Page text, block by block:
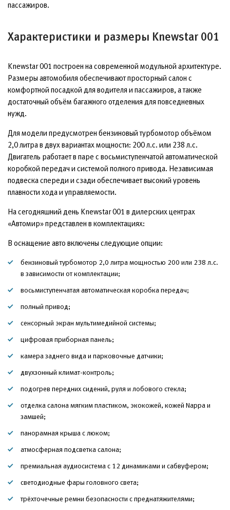
пассажиров.
Характеристики и размеры Knewstar 001
Knewstar 001 построен на современной модульной архитектуре.
Размеры автомобиля обеспечивают просторный салон с
комфортной посадкой для водителя и пассажиров, а также
достаточный объём багажного отделения для повседневных
нужд.
Для модели предусмотрен бензиновый турбомотор объёмом
2,0 литра в двух вариантах мощности: 200 л.с. или 238 л.с.
Двигатель работает в паре с восьмиступенчатой автоматической
коробкой передач и системой полного привода. Независимая
подвеска спереди и сзади обеспечивает высокий уровень
плавности хода и управляемости.
На сегодняшний день Knewstar 001 в дилерских центрах
«Автомир» представлен в комплектациях:
В оснащение авто включены следующие опции:
бензиновый турбомотор 2,0 литра мощностью 200 или 238 л.с.
в зависимости от комплектации;
восьмиступенчатая автоматическая коробка передач;
полный привод;
сенсорный экран мультимедийной системы;
цифровая приборная панель;
камера заднего вида и парковочные датчики;
двухзонный климат-контроль;
подогрев передних сидений, руля и лобового стекла;
отделка салона мягким пластиком, экокожей, кожей Nappa и
замшей;
панорамная крыша с люком;
атмосферная подсветка салона;
премиальная аудиосистема с 12 динамиками и сабвуфером;
светодиодные фары головного света;
трёхточечные ремни безопасности с преднатяжителями;